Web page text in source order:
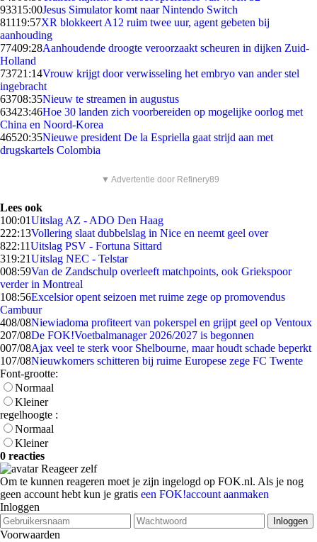
93315:00Jesus Simulator komt naar Nintendo Switch
81119:57XR blokkeert A12 ruim twee uur, agent gebeten bij
aanhouding
77409:28Aanhoudende droogte veroorzaakt scheuren in dijken Zuid-
Holland
73721:14Vrouw krijgt door verwisseling het embryo van ander stel
ingebracht
63708:35Nieuw te streamen in augustus
63423:46Hoe 30 landen zich voorbereiden op mogelijke oorlog met
China en Noord-Korea
46520:35Nieuwe president De la Espriella gaat strijd aan met
drugskartels Colombia
▼ Advertentie door Refinery89
Lees ook
100:01Uitslag AZ - ADO Den Haag
222:13Vollering slaat dubbelslag in Nice en neemt geel over
822:11Uitslag PSV - Fortuna Sittard
319:21Uitslag NEC - Telstar
008:59Van de Zandschulp overleeft matchpoints, ook Griekspoor
verder in Montreal
108:56Excelsior opent seizoen met ruime zege op promovendus
Cambuur
408/08Niewiadoma profiteert van pokerspel en grijpt geel op Ventoux
207/08De FOK!Voetbalmanager 2026/2027 is begonnen
007/08Ajax veel te sterk voor Shelbourne, maar houdt schade beperkt
107/08Nieuwkomers schitteren bij ruime Europese zege FC Twente
Font-grootte:
Normaal
Kleiner
regelhoogte :
Normaal
Kleiner
0 reacties
Reageer zelf
Om te kunnen reageren moet je zijn ingelogd op FOK.nl. Als je nog
geen account hebt kun je gratis een FOK!account aanmaken
Inloggen
Voorwaarden